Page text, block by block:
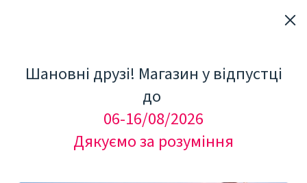
Шановні друзі! Магазин у відпустці
до
06-16/08/2026
Дякуємо за розуміння